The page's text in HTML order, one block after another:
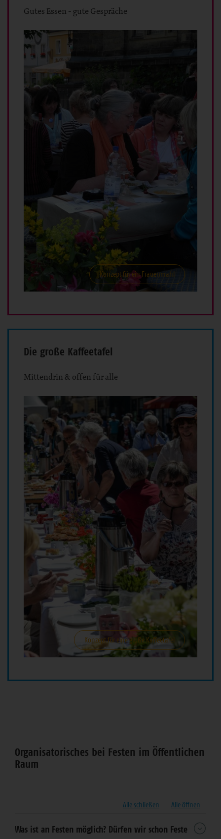
Gutes Essen - gute Gespräche
Konzept für ein Frauenmahl
Die große Kaffeetafel
Mittendrin & offen für alle
Konzept für eine große Kaffeetafel
Bereich
Organisatorisches bei Festen im Öffentlichen
Raum
Alle öffnen
Alle schließen
Was ist an Festen möglich? Dürfen wir schon Feste